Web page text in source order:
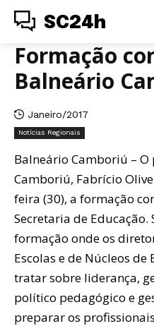
SC24h
Formação
Balneário
Janeiro/2017
Notícias Regionais
Balneário Camboriú –
Camboriú, Fabrício
feira (30), a formação
Secretaria de Educação.
formação onde os
Escolas e de Núcleos
tratar sobre liderança,
político pedagógico e
preparar os